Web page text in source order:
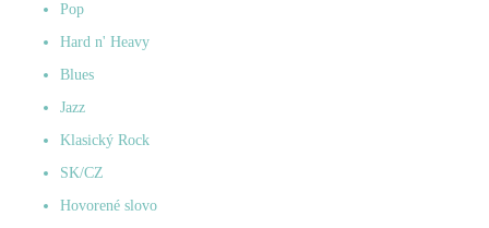
Pop
Hard n' Heavy
Blues
Jazz
Klasický Rock
SK/CZ
Hovorené slovo